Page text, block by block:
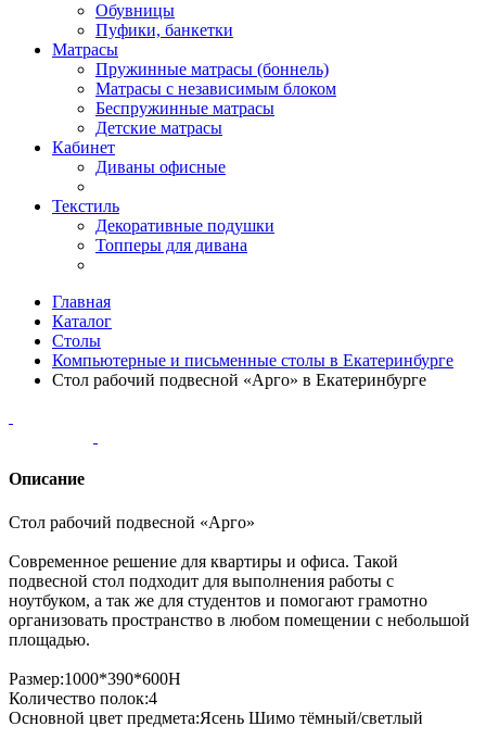
Обувницы
Пуфики, банкетки
Матрасы
Пружинные матрасы (боннель)
Матрасы с независимым блоком
Беспружинные матрасы
Детские матрасы
Кабинет
Диваны офисные
Текстиль
Декоративные подушки
Топперы для дивана
Главная
Каталог
Столы
Компьютерные и письменные столы в Екатеринбурге
Стол рабочий подвесной «Арго» в Екатеринбурге
Описание
Стол рабочий подвесной «Арго»
Современное решение для квартиры и офиса. Такой
подвесной стол подходит для выполнения работы с
ноутбуком, а так же для студентов и помогают грамотно
организовать пространство в любом помещении с небольшой
площадью.
Размер:1000*390*600H
Количество полок:4
Основной цвет предмета:Ясень Шимо тёмный/светлый